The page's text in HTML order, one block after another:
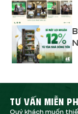
TƯ VẤN MIỄN
Quý khách muốn